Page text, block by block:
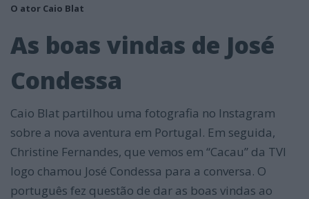
O ator Caio Blat
As boas vindas de José
Condessa
Caio Blat partilhou uma fotografia no Instagram
sobre a nova aventura em Portugal. Em seguida,
Christine Fernandes, que vemos em “Cacau” da TVI
logo chamou José Condessa para a conversa. O
português fez questão de dar as boas vindas ao